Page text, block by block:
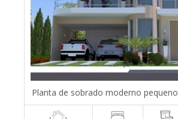
Planta de sobrado moderno pequeno